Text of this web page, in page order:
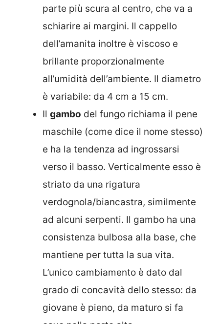
parte più scura al centro, che va a
schiarire ai margini. Il cappello
dell’amanita inoltre è viscoso e
brillante proporzionalmente
all’umidità dell’ambiente. Il diametro
è variabile: da 4 cm a 15 cm.
Il gambo del fungo richiama il pene
maschile (come dice il nome stesso)
e ha la tendenza ad ingrossarsi
verso il basso. Verticalmente esso è
striato da una rigatura
verdognola/biancastra, similmente
ad alcuni serpenti. Il gambo ha una
consistenza bulbosa alla base, che
mantiene per tutta la sua vita.
L’unico cambiamento è dato dal
grado di concavità dello stesso: da
giovane è pieno, da maturo si fa